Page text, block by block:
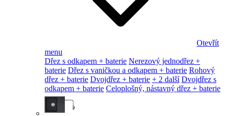
Otevřít
menu
Dřez s odkapem + baterie Nerezový jednodřez +
baterie Dřez s vaničkou a odkapem + baterie Rohový
dřez + baterie Dvojdřez + baterie + 2 další Dvojdřez s
odkapem + baterie Celoplošný, nástavný dřez + baterie